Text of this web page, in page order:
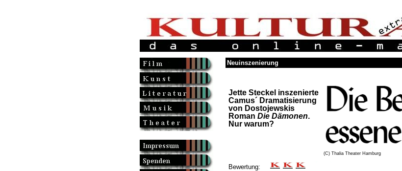
Neuinszenierung
Jette Steckel inszenierte
Camus´ Dramatisierung
von Dostojewskis
Roman Die Dämonen.
Nur warum?
(C) Thalia Theater Hamburg
Bewertung: